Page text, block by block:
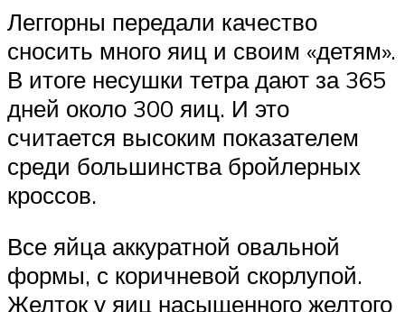
Леггорны передали качество
сносить много яиц и своим «детям».
В итоге несушки тетра дают за 365
дней около 300 яиц. И это
считается высоким показателем
среди большинства бройлерных
кроссов.
Все яйца аккуратной овальной
формы, с коричневой скорлупой.
Желток у яиц насыщенного желтого